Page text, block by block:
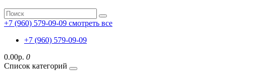
+7 (960) 579-09-09 смотреть все
+7 (960) 579-09-09
0.00р. 0
Список категорий